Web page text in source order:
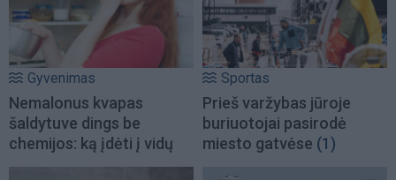
Gyvenimas
Nemalonus kvapas
šaldytuve dings be
chemijos: ką įdėti į vidų
Sportas
Prieš varžybas jūroje
buriuotojai pasirodė
miesto gatvėse (1)